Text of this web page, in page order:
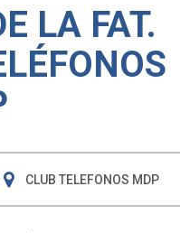
LA FAT.
CLUB TELEFONOS MDP